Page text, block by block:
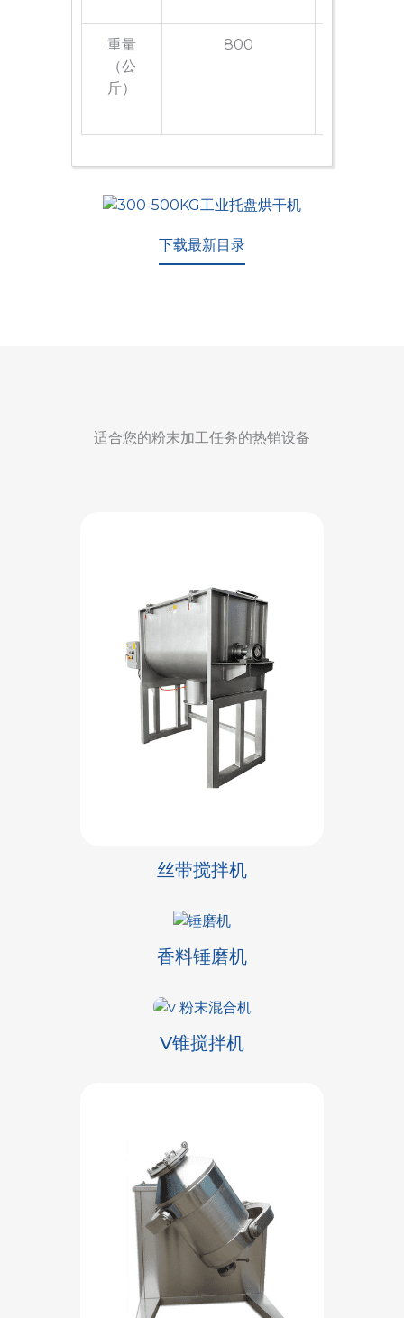
重量
（公
斤）
800
下载最新目录
适合您的粉末加工任务的热销设备
丝带搅拌机
香料锤磨机
V锥搅拌机